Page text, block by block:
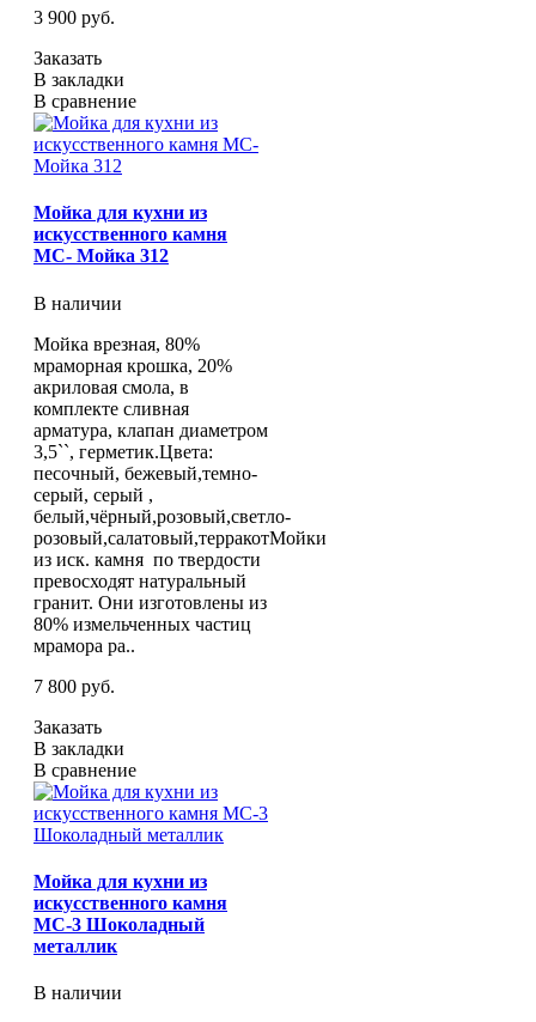
3 900 руб.
Заказать
В закладки
В сравнение
Мойка для кухни из
искусственного камня
МС- Мойка 312
В наличии
Мойка врезная, 80%
мраморная крошка, 20%
акриловая смола, в
комплекте сливная
арматура, клапан диаметром
3,5``, герметик.Цвета:
песочный, бежевый,темно-
серый, серый ,
белый,чёрный,розовый,светло-
розовый,салатовый,терракотМойки
из иск. камня по твердости
превосходят натуральный
гранит. Они изготовлены из
80% измельченных частиц
мрамора ра..
7 800 руб.
Заказать
В закладки
В сравнение
Мойка для кухни из
искусственного камня
МС-3 Шоколадный
металлик
В наличии